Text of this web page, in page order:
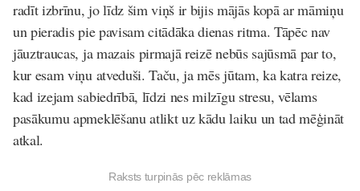
radīt izbrīnu, jo līdz šim viņš ir bijis mājās kopā ar māmiņu
un pieradis pie pavisam citādāka dienas ritma. Tāpēc nav
jāuztraucas, ja mazais pirmajā reizē nebūs sajūsmā par to,
kur esam viņu atveduši. Taču, ja mēs jūtam, ka katra reize,
kad izejam sabiedrībā, līdzi nes milzīgu stresu, vēlams
pasākumu apmeklēšanu atlikt uz kādu laiku un tad mēģināt
atkal.
Raksts turpinās pēc reklāmas